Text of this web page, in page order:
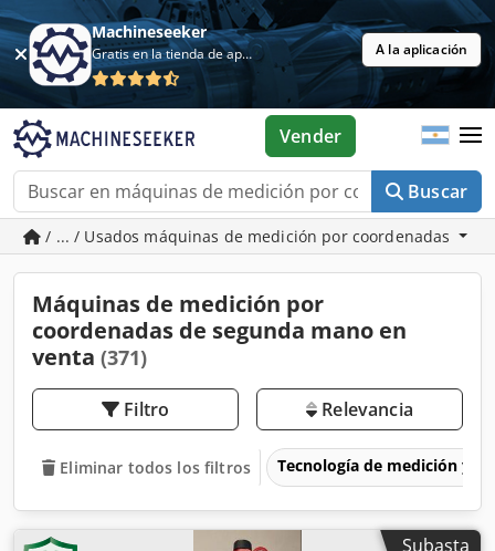
Machineseeker
Gratis en la tienda de aplicaciones A la aplicación
Buscar
Vender
/ ... / Usados máquinas de medición por coordenadas
Máquinas de medición por
coordenadas de segunda mano en
venta (371)
Filtro Relevancia
Eliminar todos los filtros Tecnología de medición y
Subasta